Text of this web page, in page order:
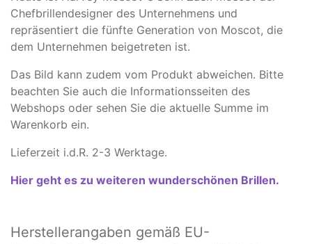
Chefbrillendesigner des Unternehmens und
repräsentiert die fünfte Generation von Moscot, die
dem Unternehmen beigetreten ist.
Das Bild kann zudem vom Produkt abweichen. ​Bitte
beachten Sie auch die Informationsseiten des
Webshops oder sehen Sie die aktuelle Summe im
Warenkorb ein.
Lieferzeit i.d.R. 2-3 Werktage.
Hier geht es zu weiteren wunderschönen Brillen.
Herstellerangaben gemäß EU-